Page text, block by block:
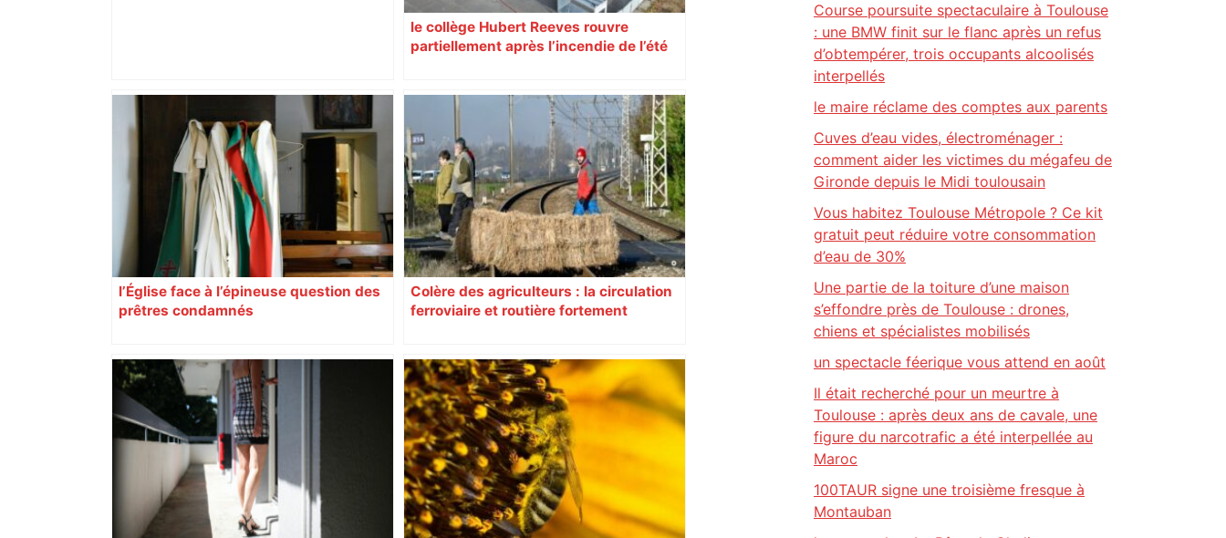
"C'est la reprise des bouchons et c'est
horrible", plus de 17 km de
ralentissements autour de Toulouse ce
jeudi matin, on vous donne les
secteurs à éviter – ladepeche.fr
le collège Hubert Reeves rouvre
partiellement après l’incendie de l’été
l’Église face à l’épineuse question des
prêtres condamnés
Colère des agriculteurs : la circulation
ferroviaire et routière fortement
Course poursuite spectaculaire à Toulouse
: une BMW finit sur le flanc après un refus
d’obtempérer, trois occupants alcoolisés
interpellés
le maire réclame des comptes aux parents
Cuves d’eau vides, électroménager :
comment aider les victimes du mégafeu de
Gironde depuis le Midi toulousain
Vous habitez Toulouse Métropole ? Ce kit
gratuit peut réduire votre consommation
d’eau de 30%
Une partie de la toiture d’une maison
s’effondre près de Toulouse : drones,
chiens et spécialistes mobilisés
un spectacle féerique vous attend en août
Il était recherché pour un meurtre à
Toulouse : après deux ans de cavale, une
figure du narcotrafic a été interpellée au
Maroc
100TAUR signe une troisième fresque à
Montauban